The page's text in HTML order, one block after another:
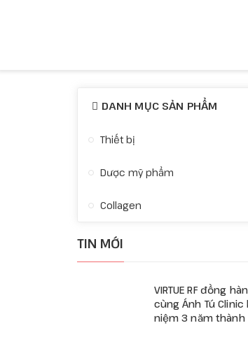
DANH MỤC SẢN PHẨM
Thiết bị
Dược mỹ phẩm
Collagen
TIN MỚI
VIRTUE RF đồng
cùng Ánh Tú Clinic
niệm 3 năm thành